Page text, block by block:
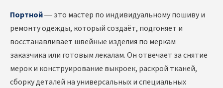
Портной— это мастер по индивидуальному пошиву и
ремонту одежды, который создаёт, подгоняет и
восстанавливает швейные изделия по меркам
заказчика или готовым лекалам. Он отвечает за снятие
мерок и конструирование выкроек, раскрой тканей,
сборку деталей на универсальных и специальных